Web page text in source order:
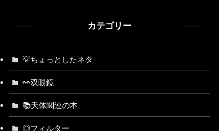
カテゴリー
💡ちょっとしたネタ
👀双眼鏡
📚天体関連の本
◎フィルター